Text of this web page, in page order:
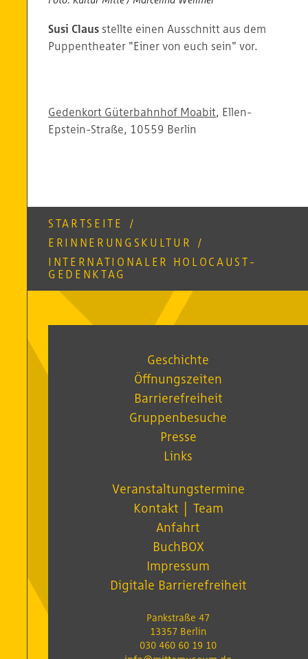
Susi Claus stellte einen Ausschnitt aus dem
Puppentheater "Einer von euch sein" vor.
Gedenkort Güterbahnhof Moabit, Ellen-
Epstein-Straße, 10559 Berlin
STARTSEITE
/
ERINNERUNGSKULTUR
/
INTERNATIONALER HOLOCAUST-
GEDENKTAG
Geschichte
Öffnungszeiten
Barrierefreiheit
Gruppenbesuche
Presse
Links
Veranstaltungstermine
Kontakt │ Team
Anfahrt
BuchBOX
Impressum
Digitale Barrierefreiheit
Pankstraße 47
13357 Berlin
030 460 60 19 10